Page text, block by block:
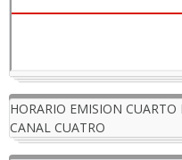
HORARIO EMISION
CANAL CUATRO